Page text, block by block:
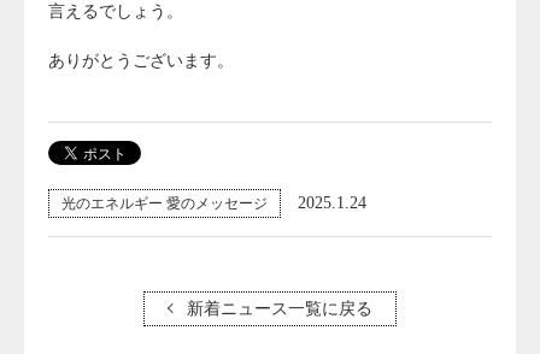
言えるでしょう。
ありがとうございます。
光のエネルギー 愛のメッセージ 2025.1.24
新着ニュース一覧に戻る